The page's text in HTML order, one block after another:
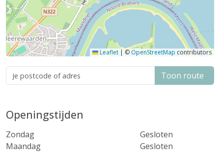
Leaflet | ©OpenStreetMap contributors
Toon route
Openingstijden
Zondag
Gesloten
Maandag
Gesloten